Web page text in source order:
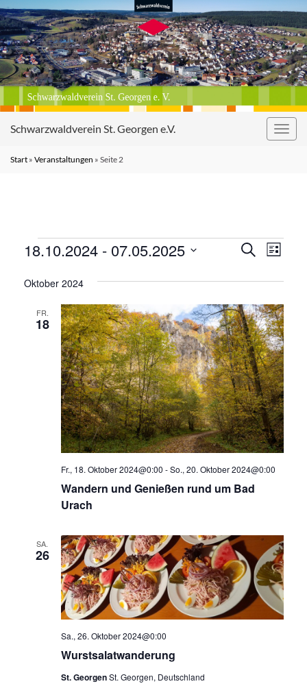
Schwarzwaldverein St. Georgen e.V.
Start » Veranstaltungen » Seite 2
Veranstaltungen Suche
Liste
18.10.2024 - 07.05.2025
wählen.
Oktober 2024
FR.
18
Wandern und Genießen rund um Bad
Urach
Fr., 18. Oktober 2024@0:00 -So., 20. Oktober 2024@0:00
SA.
26
Wurstsalatwanderung
Sa., 26. Oktober 2024@0:00
St. GeorgenSt. Georgen, Deutschland